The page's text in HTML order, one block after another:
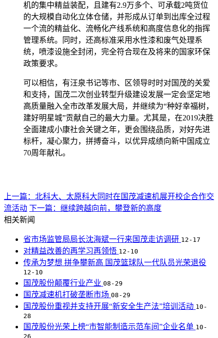
机的集中精益装配，且建有2.9万多个、可承载2吨货位
的大规模自动化立体仓储，并形成从订单到出库全过程
一个流的精益化、流畅化产线系统和高度信息化的指挥
管理系统。同时，还高标准采用水性漆和废气处理系
统，喷漆设施全封闭，完全符合现在及将来的国家环保
政策要求。
可以相信，有汪泉书记等市、区领导时时对国茂的关爱
和支持，国茂二次创业转型升级建设发展一定会坚定地
高质量融入全市改革发展大局，并继续为“种好幸福树，
建好明星城”贡献自己的最大力量。尤其是，在2019决胜
全面建成小康社会关键之年，更会围绕品质，对好先进
标杆，凝心聚力，拼搏奋斗，以优异成绩向新中国成立
70周年献礼。
上一篇：北科大、太原科大同时在国茂减速机展开校企合作交
流活动 下一篇：继续跨越向前，攀登新的高度
相关新闻
省市场监管局局长沈海斌一行来国茂走访调研 12-17
对精益改善的再学习再领悟 12-10
传承为梦想 拼争攀新高 国茂篮球队一代队员光荣退役
12-10
国茂股份颠覆行业产业 08-29
国茂减速机打破垄断市场 08-29
国茂股份重视并支持开展“新安全生产法”培训活动 10-
28
国茂股份光荣上榜“市智能制造示范车间”企业名单 10-
26